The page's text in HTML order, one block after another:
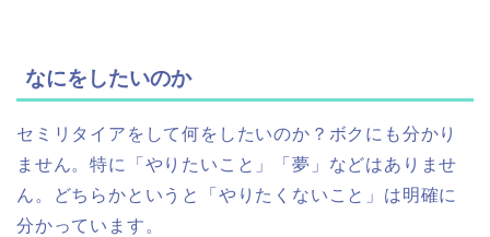
なにをしたいのか
セミリタイアをして何をしたいのか？ボクにも分かり
ません。特に「やりたいこと」「夢」などはありませ
ん。どちらかというと「やりたくないこと」は明確に
分かっています。